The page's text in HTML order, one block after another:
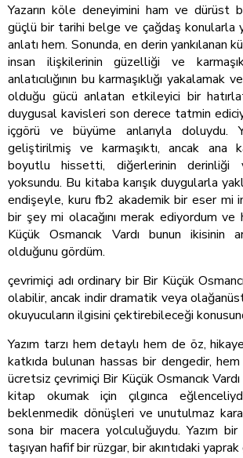
Yazarın köle deneyimini ham ve dürüst
güçlü bir tarihi belge ve çağdaş konularla
anlatı hem. Sonunda, en derin yankılanan
insan ilişkilerinin güzelliği ve
anlatıcılığının bu karmaşıklığı
olduğu gücü anlatan etkileyici bir
duygusal kavisleri son derece tatmin
içgörü ve büyüme anlarıyla doluydu.
geliştirilmiş ve karmaşıktı, ancak ana
boyutlu hissetti, diğerlerinin derinliği
yoksundu. Bu kitaba karışık duygularla
endişeyle, kuru fb2 akademik bir eser mi
bir şey mi olacağını merak ediyordum
Küçük Osmancık Vardı bunun ikisinin
olduğunu gördüm.
çevrimiçi adı ordinary bir Bir Küçük
olabilir, ancak indir dramatik veya
okuyucuların ilgisini çektirebileceği
Yazım tarzı hem detaylı hem de öz,
katkıda bulunan hassas bir dengedir,
ücretsiz çevrimiçi Bir Küçük Osmancık
kitap okumak için çılgınca
beklenmedik dönüşleri ve unutulmaz
sona bir macera yolculuğuydu. Yazım bir
taşıyan hafif bir rüzgar, bir akıntıdaki yaprak